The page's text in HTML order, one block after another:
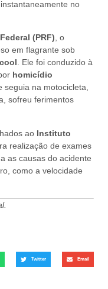
no
(PRF) , o
em flagrante sob
. Ele foi conduzido à
homicídio
seguia na motocicleta,
sofreu ferimentos
ao Instituto
realização de exames
as causas do acidente
como a velocidade
Twitter Email